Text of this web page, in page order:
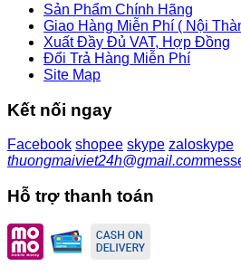
Sản Phẩm Chính Hãng
Giao Hàng Miễn Phí ( Nội
Xuất Đầy Đủ VAT, Hợp Đồng
Đổi Trả Hàng Miễn Phí
Site Map
Kết nối ngay
Facebook shopee skype zaloskype
thuongmaiviet24h@gmail.com
Hỗ trợ thanh toán